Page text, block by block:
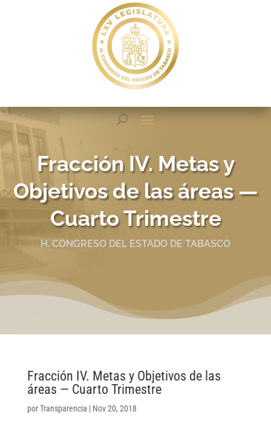
Fracción IV. Metas y
Objetivos de las áreas —
Cuarto Trimestre
H. CONGRESO DEL ESTADO DE TABASCO
Fracción IV. Metas y Objetivos de las
áreas — Cuarto Trimestre
porTransparencia | Nov 20, 2018